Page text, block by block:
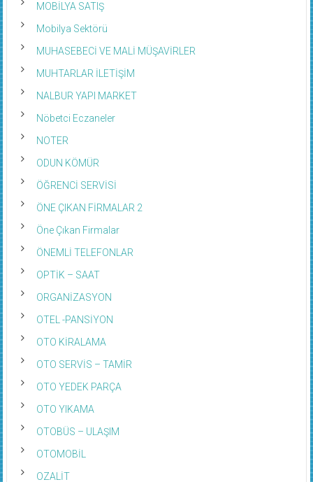
MOBİLYA SATIŞ
Mobilya Sektörü
MUHASEBECİ VE MALİ MÜŞAVİRLER
MUHTARLAR İLETİŞİM
NALBUR YAPI MARKET
Nöbetci Eczaneler
NOTER
ODUN KÖMÜR
ÖĞRENCİ SERVİSİ
ÖNE ÇIKAN FİRMALAR 2
Öne Çıkan Firmalar
ÖNEMLİ TELEFONLAR
OPTİK – SAAT
ORGANİZASYON
OTEL -PANSİYON
OTO KİRALAMA
OTO SERVİS – TAMİR
OTO YEDEK PARÇA
OTO YIKAMA
OTOBÜS – ULAŞIM
OTOMOBİL
OZALİT